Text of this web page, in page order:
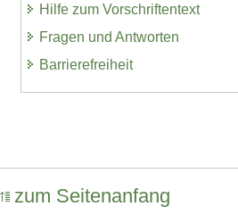
Hilfe zum Vorschriftentext
Fragen und Antworten
Barrierefreiheit
zum Seitenanfang